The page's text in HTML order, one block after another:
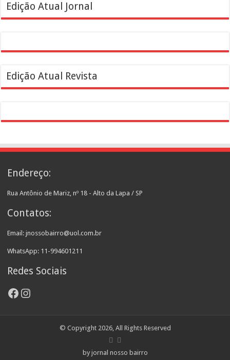
Edição Atual Jornal
Edição Atual Revista
Endereço:
Rua Antônio de Mariz, nº 18 - Alto da Lapa / SP
Contatos:
Email: jnossobairro@uol.com.br
WhatsApp: 11-994601211
Redes Sociais
Facebook
Instagram
© Copyright 2026, All Rights Reserved
by jornal nosso bairro